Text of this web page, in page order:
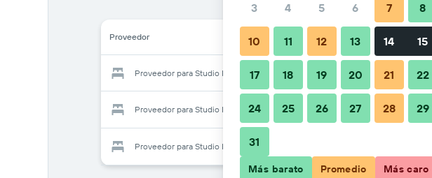
Proveedor
Proveedor para Studio Inn De Angeli
Proveedor para Studio Inn De Angeli
Proveedor para Studio Inn De Angeli
3 4 5 6 7 8
10 11 12 13 14 15
17 18 19 20 21 22
24 25 26 27 28 29
31
Más barato Promedio Más caro